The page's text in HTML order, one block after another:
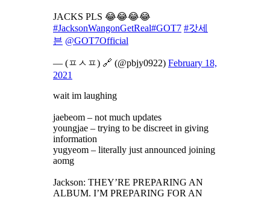
JACKS PLS 😂😂😂😂
#JacksonWangonGetReal#GOT7 #갓세
븐 @GOT7Official
— (ㅍㅅㅍ) 🔗 (@pbjy0922) February 18,
2021
wait im laughing
jaebeom – not much updates
youngjae – trying to be discreet in giving
information
yugyeom – literally just announced joining
aomg
Jackson: THEY’RE PREPARING AN
ALBUM. I’M PREPARING FOR AN